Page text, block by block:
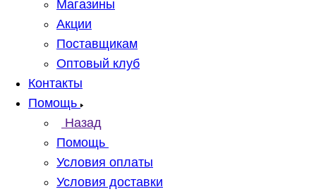
Магазины
Акции
Поставщикам
Оптовый клуб
Контакты
Помощь
Назад
Помощь
Условия оплаты
Условия доставки